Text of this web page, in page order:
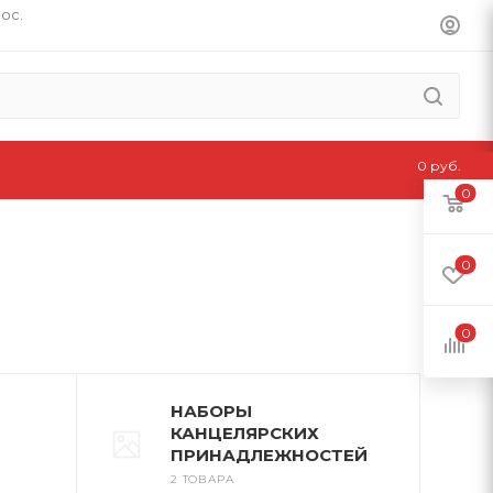
НАБОРЫ
КАНЦЕЛЯРСКИХ
ПРИНАДЛЕЖНОСТЕЙ
2 ТОВАРА
0
0
0
0 руб.